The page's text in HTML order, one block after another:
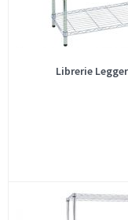
Librerie